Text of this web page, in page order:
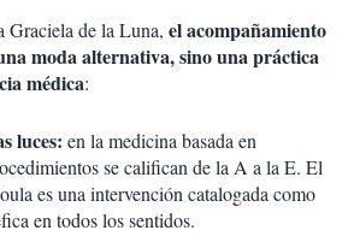
Graciela de la Luna, el acompañamiento
moda alternativa, sino una práctica
médica:
luces: en la medicina basada en
se califican de la A a la E. El
es una intervención catalogada como
en todos los sentidos.